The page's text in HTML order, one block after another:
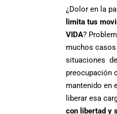
¿Dolor en la
limita tus
VIDA?
muchos
situaciones
preocupación
mantenido en
liberar esa
con libertad y